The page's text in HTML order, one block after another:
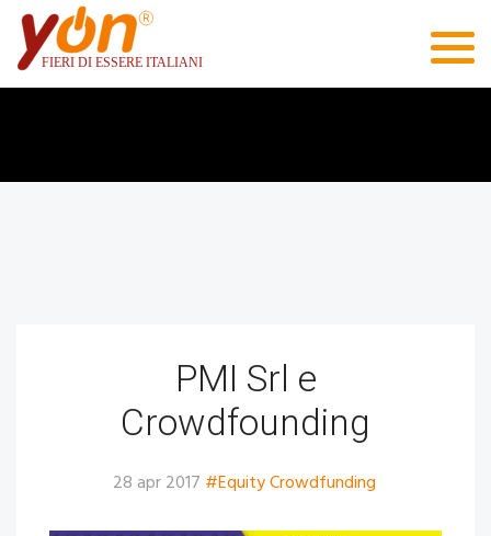
PMI Srl e
Crowdfounding
28 apr 2017 #Equity Crowdfunding